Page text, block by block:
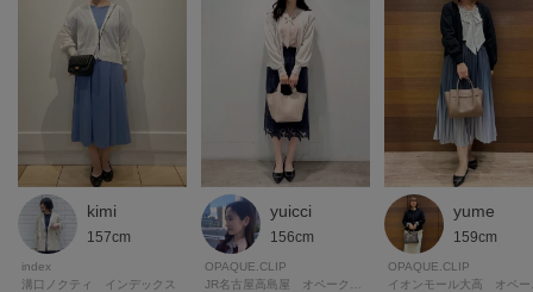
kimi
157cm
index
溝口ノクティ インデックス
yuicci
156cm
OPAQUE.CLIP
yume
159cm
OPAQUE.CLIP